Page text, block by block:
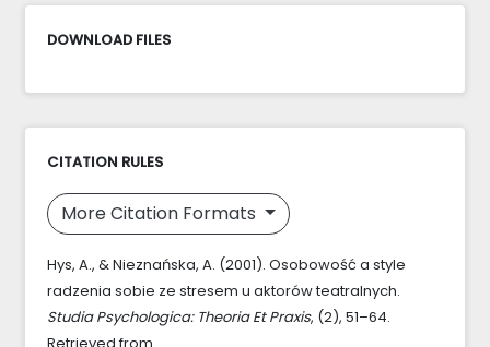
DOWNLOAD FILES
CITATION RULES
More Citation Formats
Hys, A., & Nieznańska, A. (2001). Osobowość a style
radzenia sobie ze stresem u aktorów teatralnych.
Studia Psychologica: Theoria Et Praxis, (2), 51–64.